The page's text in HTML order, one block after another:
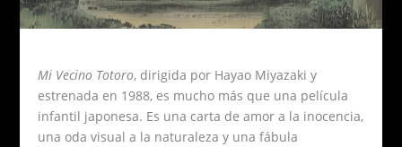
Mi Vecino Totoro, dirigida por Hayao Miyazaki y
estrenada en 1988, es mucho más que una película
infantil japonesa. Es una carta de amor a la inocencia,
una oda visual a la naturaleza y una fábula